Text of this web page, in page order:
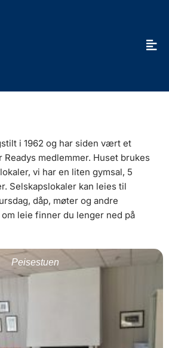
i 1962 og har siden vært et
medlemmer. Huset brukes
vi har en liten gymsal, 5
Selskapslokaler kan leies til
dåp, møter og andre
leie finner du lenger ned på
Peisestuen